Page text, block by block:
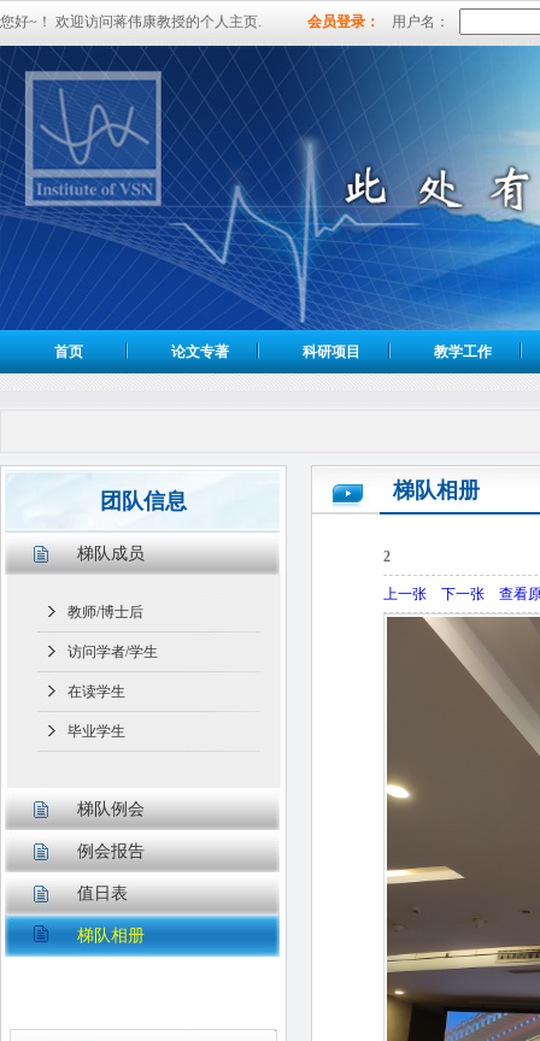
您好~！ 欢迎访问蒋伟康教授的个人主页. 会员登录： 用户名：
首页 论文专著 科研项目 教学工作
团队信息
梯队成员
教师/博士后
访问学者/学生
在读学生
毕业学生
梯队例会
例会报告
值日表
梯队相册
梯队相册
2
上一张 下一张 查看